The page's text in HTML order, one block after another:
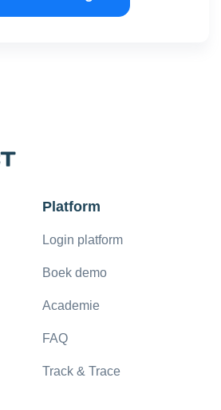
Platform
Login platform
Boek demo
Academie
FAQ
Track & Trace